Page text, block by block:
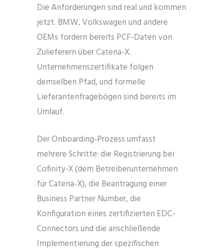
Die Anforderungen sind real und kommen
jetzt. BMW, Volkswagen und andere
OEMs fordern bereits PCF-Daten von
Zulieferern über Catena-X.
Unternehmenszertifikate folgen
demselben Pfad, und formelle
Lieferantenfragebögen sind bereits im
Umlauf.
Der Onboarding-Prozess umfasst
mehrere Schritte: die Registrierung bei
Cofinity-X (dem Betreiberunternehmen
für Catena-X), die Beantragung einer
Business Partner Number, die
Konfiguration eines zertifizierten EDC-
Connectors und die anschließende
Implementierung der spezifischen